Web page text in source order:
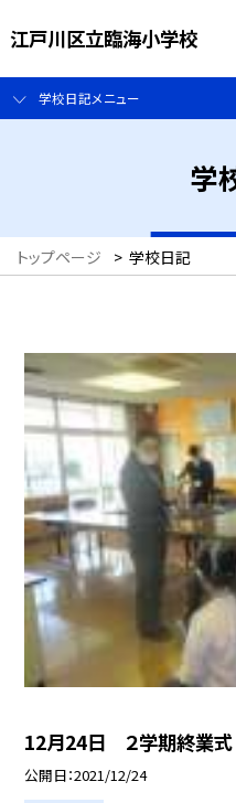
江戸川区立臨海小学校
学校日記メニュー
学
トップページ > 学校日記
12月24日 ２学期終業式
公開日 2021/12/24